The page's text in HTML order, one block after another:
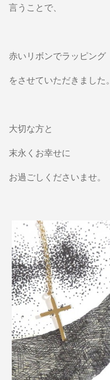
言うことで、
赤いリボンでラッピング
をさせていただきました。
大切な方と
末永くお幸せに
お過ごしくださいませ。